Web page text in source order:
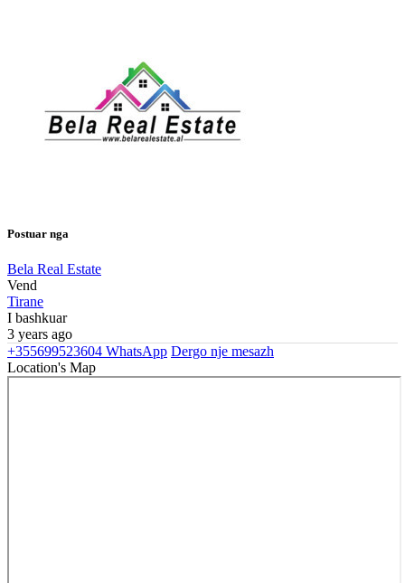
Postuar nga
Bela Real Estate
Vend
Tirane
I bashkuar
3 years ago
+355699523604 WhatsApp Dergo nje mesazh
Location's Map